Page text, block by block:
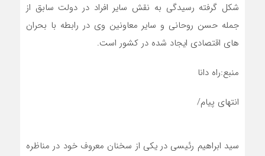
شکل گرفته رسیدگی به نقش سایر افراد در دولت سابق از
جمله حسن روحانی و سایر معاونین وی در رابطه با بحران
های اقتصادی ایجاد شده در کشور است.
منبع:راه دانا
انتهای پیام/
سید ابراهیم رئیسی در یکی از سخنان معروف خود در مناظره